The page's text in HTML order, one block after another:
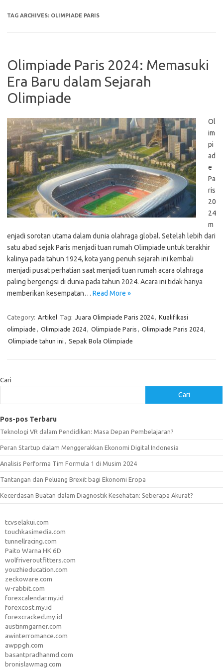
TAG ARCHIVES: OLIMPIADE PARIS
Olimpiade Paris 2024: Memasuki
Era Baru dalam Sejarah
Olimpiade
Ol
im
pi
ad
e
Pa
ris
20
24
m
enjadi sorotan utama dalam dunia olahraga global. Setelah lebih dari
satu abad sejak Paris menjadi tuan rumah Olimpiade untuk terakhir
kalinya pada tahun 1924, kota yang penuh sejarah ini kembali
menjadi pusat perhatian saat menjadi tuan rumah acara olahraga
paling bergengsi di dunia pada tahun 2024. Acara ini tidak hanya
memberikan kesempatan… Read More »
Category: Artikel Tag: Juara Olimpiade Paris 2024, Kualifikasi
olimpiade , Olimpiade 2024, Olimpiade Paris , Olimpiade Paris 2024,
Olimpiade tahun ini , Sepak Bola Olimpiade
Cari
Cari
Pos-pos Terbaru
Teknologi VR dalam Pendidikan: Masa Depan Pembelajaran?
Peran Startup dalam Menggerakkan Ekonomi Digital Indonesia
Analisis Performa Tim Formula 1 di Musim 2024
Tantangan dan Peluang Brexit bagi Ekonomi Eropa
Kecerdasan Buatan dalam Diagnostik Kesehatan: Seberapa Akurat?
tcvselakui.com
touchkasimedia.com
tunnellracing.com
Paito Warna HK 6D
wolfriveroutfitters.com
youzhieducation.com
zeckoware.com
w-rabbit.com
forexcalendar.my.id
forexcost.my.id
forexcracked.my.id
austinmgarner.com
awinterromance.com
awppgh.com
basantpradhanmd.com
bronislawmag.com